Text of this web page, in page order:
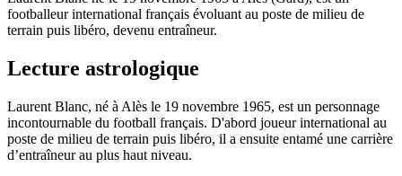
footballeur international français évoluant au poste de milieu de
terrain puis libéro, devenu entraîneur.
Lecture astrologique
Laurent Blanc, né à Alès le 19 novembre 1965, est un personnage
incontournable du football français. D'abord joueur international au
poste de milieu de terrain puis libéro, il a ensuite entamé une carrière
d’entraîneur au plus haut niveau.